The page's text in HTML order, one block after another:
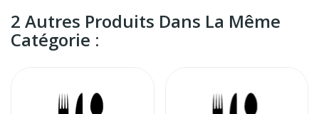
2 Autres Produits Dans La Même
Catégorie :